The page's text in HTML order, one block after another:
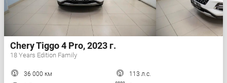
Chery Tiggo 4 Pro, 2023 г.
18 Years Edition Family
36 000 км
113 л.с.